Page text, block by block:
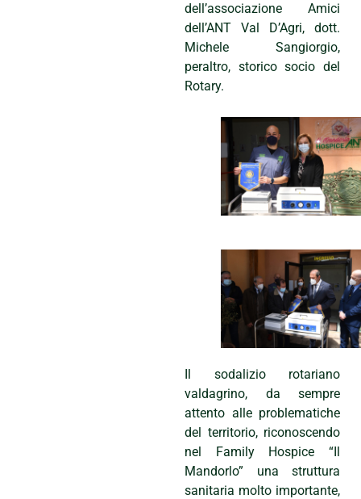
dell’associazione Amici
dell’ANT Val D’Agri, dott.
Michele Sangiorgio,
peraltro, storico socio del
Rotary.
Il sodalizio rotariano
valdagrino, da sempre
attento alle problematiche
del territorio, riconoscendo
nel Family Hospice “Il
Mandorlo” una struttura
sanitaria molto importante,